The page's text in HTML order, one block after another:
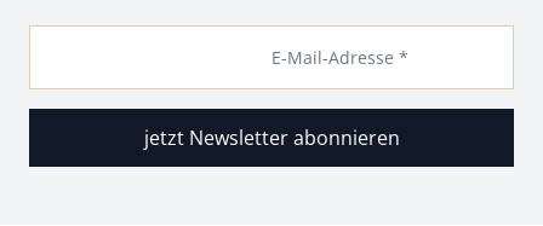
E-Mail-Adresse *
jetzt Newsletter abonnieren